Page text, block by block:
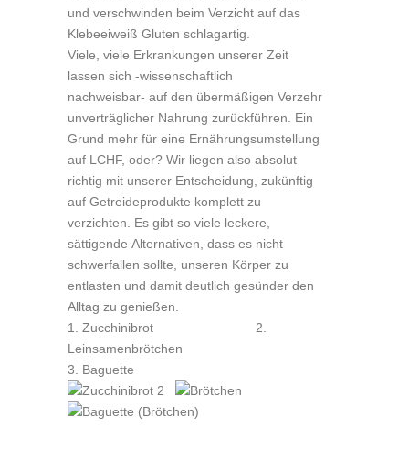
und verschwinden beim Verzicht auf das
Klebeeiweiß Gluten schlagartig.
Viele, viele Erkrankungen unserer Zeit
lassen sich -wissenschaftlich
nachweisbar- auf den übermäßigen Verzehr
unverträglicher Nahrung zurückführen. Ein
Grund mehr für eine Ernährungsumstellung
auf LCHF, oder? Wir liegen also absolut
richtig mit unserer Entscheidung, zukünftig
auf Getreideprodukte komplett zu
verzichten. Es gibt so viele leckere,
sättigende Alternativen, dass es nicht
schwerfallen sollte, unseren Körper zu
entlasten und damit deutlich gesünder den
Alltag zu genießen.
Zucchinibrot 2.
3. Baguette